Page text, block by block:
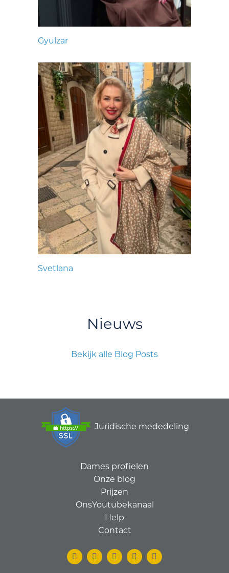
Gyulzar
Svetlana
Nieuws
Bekijk alle Blog Posts
Juridische mededeling
Dames profielen
Onze blog
Prijzen
OnsYoutubekanaal
Help
Contact